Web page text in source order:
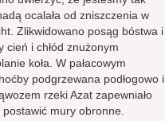
ocalała od zniszczenia w
Zlikwidowano posąg bóstwa i
cień i chłód znużonym
koła. W pałacowym
podgrzewana podłogowo i
rzeki Azat zapewniało
mury obronne.